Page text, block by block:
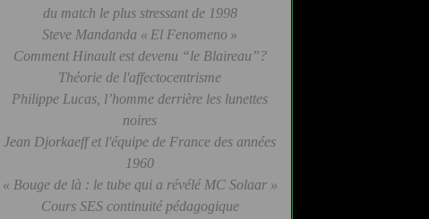
du match le plus stressant de 1998
Steve Mandanda « El Fenomeno »
Comment Hinault est devenu “le Blaireau”?
Théorie de l'affectocentrisme
Philippe Lucas, l’homme derrière les lunettes
noires
Jean Djorkaeff et l'équipe de France des années
1960
« Bouge de là : le tube qui a révélé MC Solaar »
Cours SES continuité pédagogique